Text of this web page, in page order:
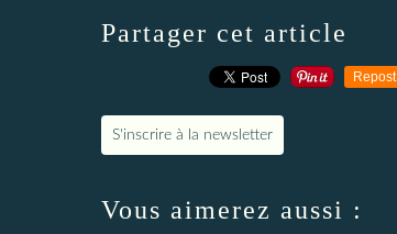
Partager cet article
Repost
S'inscrire à la newsletter
Vous aimerez aussi :